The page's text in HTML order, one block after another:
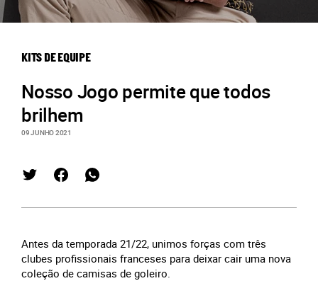
KITS DE EQUIPE
Nosso Jogo permite que todos
brilhem
09 JUNHO 2021
Antes da temporada 21/22, unimos forças com três
clubes profissionais franceses para deixar cair uma nova
coleção de camisas de goleiro.